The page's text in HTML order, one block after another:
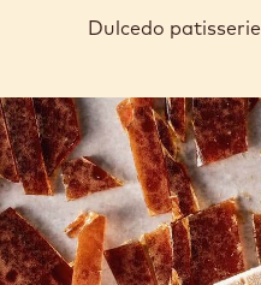
Dulcedo patisserie